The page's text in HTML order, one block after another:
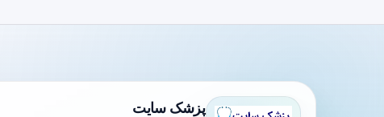
پزشک سایت